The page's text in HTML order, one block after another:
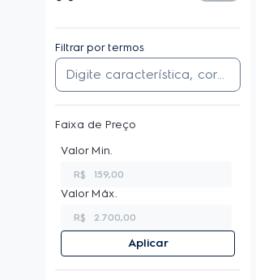
Filtrar por termos
Faixa de Preço
R$
R$
Aplicar